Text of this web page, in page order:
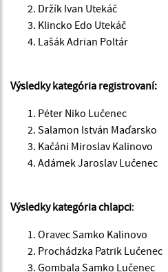
Držík Ivan Utekáč
Klincko Edo Utekáč
Lašák Adrian Poltár
Výsledky kategória registrovaní:
Péter Niko Lučenec
Salamon István Maďarsko
Kačáni Miroslav Kalinovo
Adámek Jaroslav Lučenec
Výsledky kategória chlapci:
Oravec Samko Kalinovo
Prochádzka Patrik Lučenec
Gombala Samko Lučenec